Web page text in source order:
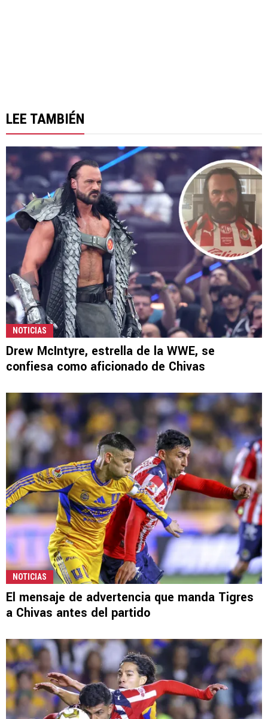
LEE TAMBIÉN
NOTICIAS
Drew McIntyre, estrella de la WWE, se
confiesa como aficionado de Chivas
NOTICIAS
El mensaje de advertencia que manda Tigres
a Chivas antes del partido